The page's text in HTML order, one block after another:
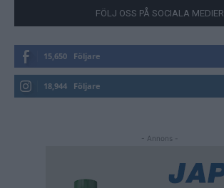
FÖLJ OSS PÅ SOCIALA MEDIER
15,650 Följare
18,944 Följare
- Annons -